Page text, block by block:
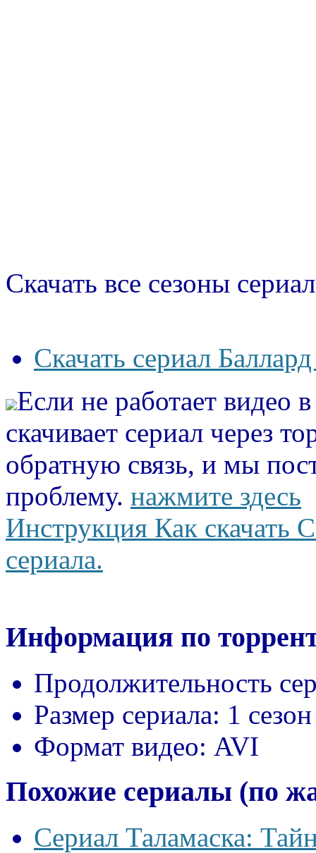
Скачать все сезоны
Скачать сериал
Если не работает видео
скачивает сериал через
обратную связь, и мы
проблему. нажмите здесь
Инструкция Как скачать
сериала.
Информация по
Продолжительность
Размер сериала: 1
Формат видео: AVI
Похожие сериалы (по
Сериал Таламаска: